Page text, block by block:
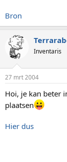
Bron
Inventaris
27 mrt 2004
Hoi, je kan beter
plaatsen
Hier dus